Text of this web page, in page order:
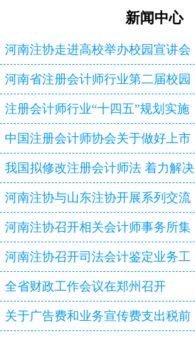
新闻中心
河南注协走进高校举办校园宣讲会
河南省注册会计师行业第二届校园
双选会即将启幕
注册会计师行业“十四五”规划实施
评估报告
中国注册会计师协会关于做好上市
公司2025年年报审计工作的通知
我国拟修改注册会计师法 着力解决
审计造假等行业突出问题
河南注协与山东注协开展系列交流
活动
河南注协召开相关会计师事务所集
体约谈会
河南注协召开司法会计鉴定业务工
作专题研讨会
全省财政工作会议在郑州召开
关于广告费和业务宣传费支出税前